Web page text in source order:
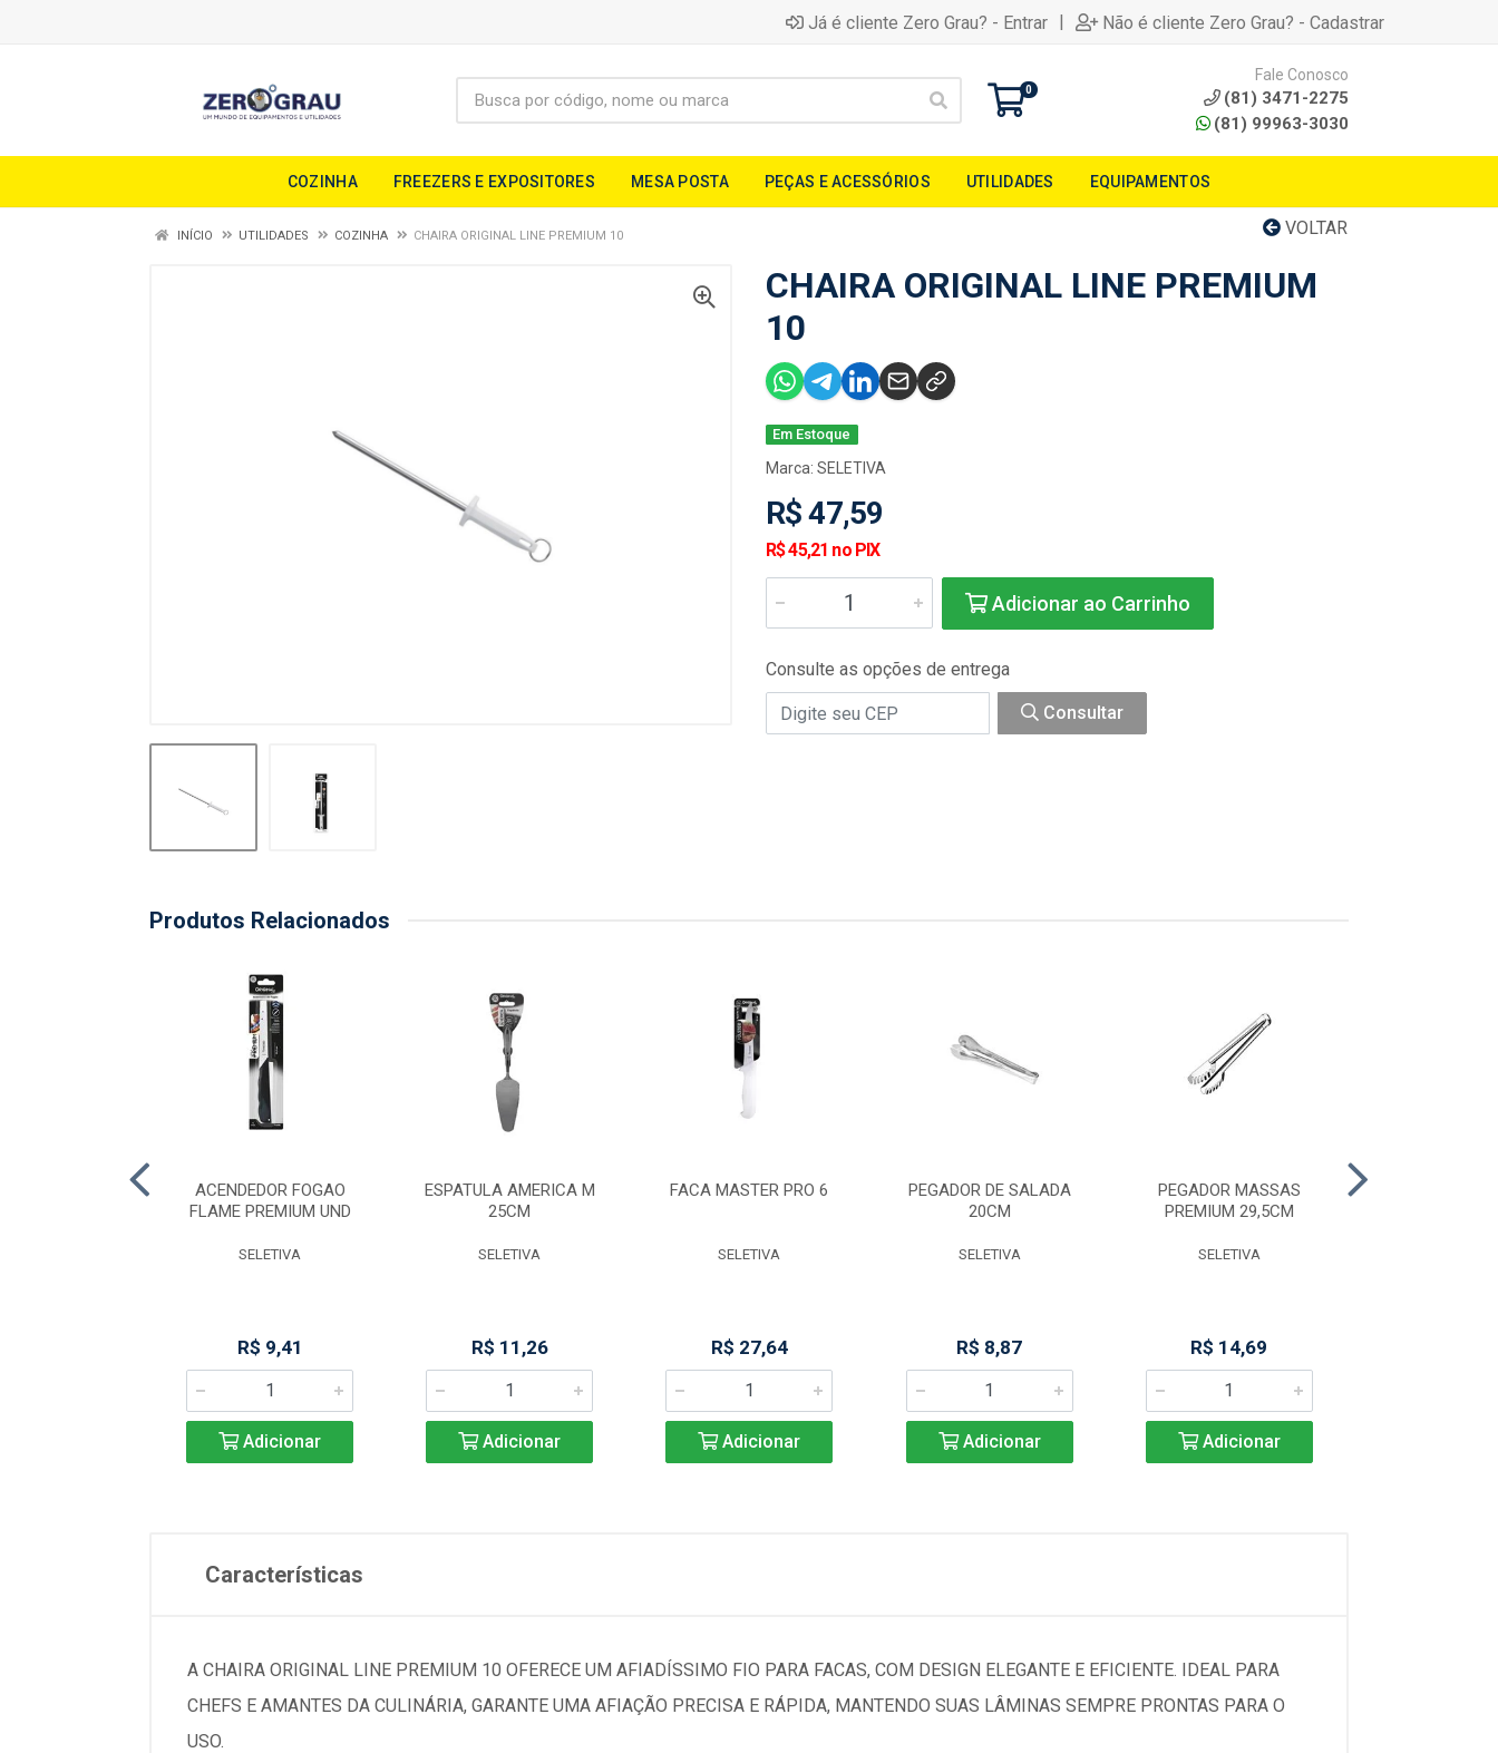
Já é cliente Zero Grau? - Entrar | Não é cliente Zero Grau? - Cadastrar
0
Fale Conosco
(81) 3471-2275
(81) 99963-3030
COZINHA FREEZERS E EXPOSITORES MESA POSTA PEÇAS E ACESSÓRIOS UTILIDADES EQUIPAMENTOS
VOLTAR
INÍCIO UTILIDADES COZINHA CHAIRA ORIGINAL LINE PREMIUM 10
CHAIRA ORIGINAL LINE PREMIUM
10
Em Estoque
Marca: SELETIVA
R$ 47,59
R$ 45,21 no PIX
Adicionar ao Carrinho
Consulte as opções de entrega
Consultar
Produtos Relacionados
ACENDEDOR FOGAO
FLAME PREMIUM UND
SELETIVA
R$ 9,41
Adicionar
ESPATULA AMERICA M
25CM
SELETIVA
R$ 11,26
Adicionar
FACA MASTER PRO 6
SELETIVA
R$ 27,64
Adicionar
PEGADOR DE SALADA
20CM
SELETIVA
R$ 8,87
Adicionar
PEGADOR MASSAS
PREMIUM 29,5CM
SELETIVA
R$ 14,69
Adicionar
Características
A CHAIRA ORIGINAL LINE PREMIUM 10 OFERECE UM AFIADÍSSIMO FIO PARA FACAS, COM DESIGN ELEGANTE E EFICIENTE. IDEAL PARA
CHEFS E AMANTES DA CULINÁRIA, GARANTE UMA AFIAÇÃO PRECISA E RÁPIDA, MANTENDO SUAS LÂMINAS SEMPRE PRONTAS PARA O
USO.